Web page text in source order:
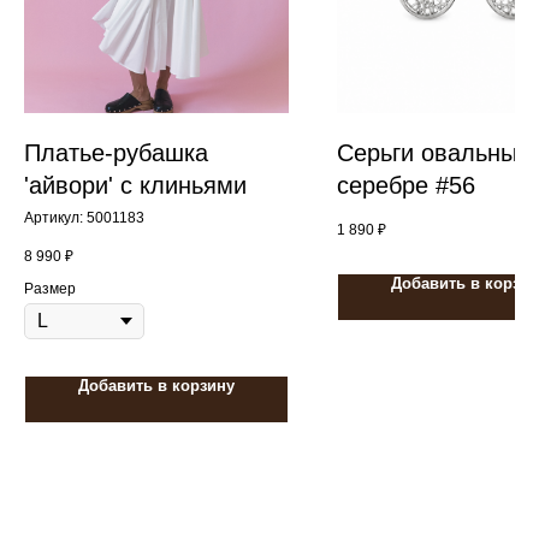
Платье-рубашка
'айвори' с клиньями
Артикул: 5001183
8 990 ₽
Размер
Добавить в корзину
Серьги овальные
серебре #56
1 890 ₽
Добавить в